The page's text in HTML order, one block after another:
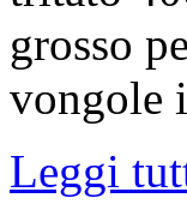
grosso
vongole
Leggi